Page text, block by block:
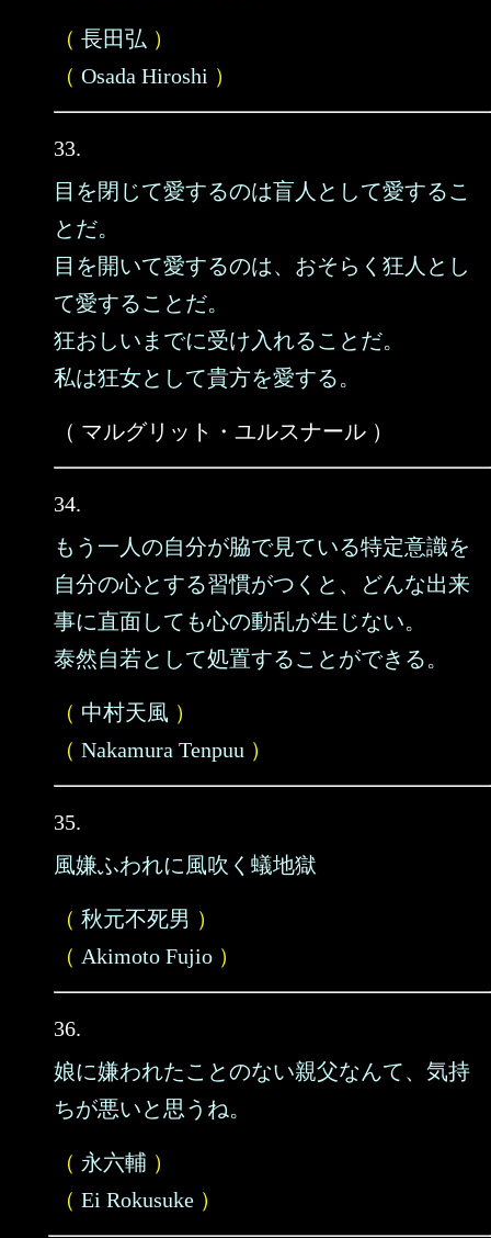
（ 長田弘 ）
（ Osada Hiroshi ）
33.
目を閉じて愛するのは盲人として愛するこ
とだ。
目を開いて愛するのは、おそらく狂人とし
て愛することだ。
狂おしいまでに受け入れることだ。
私は狂女として貴方を愛する。
（ マルグリット・ユルスナール ）
34.
もう一人の自分が脇で見ている特定意識を
自分の心とする習慣がつくと、どんな出来
事に直面しても心の動乱が生じない。
泰然自若として処置することができる。
（ 中村天風 ）
（ Nakamura Tenpuu ）
35.
風嫌ふわれに風吹く蟻地獄
（ 秋元不死男 ）
（ Akimoto Fujio ）
36.
娘に嫌われたことのない親父なんて、気持
ちが悪いと思うね。
（ 永六輔 ）
（ Ei Rokusuke ）